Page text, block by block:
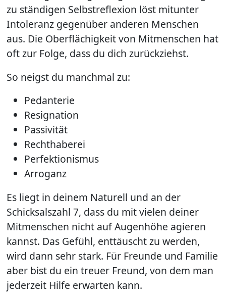
zu ständigen Selbstreflexion löst mitunter
Intoleranz gegenüber anderen Menschen
aus. Die Oberflächigkeit von Mitmenschen hat
oft zur Folge, dass du dich zurückziehst.
So neigst du manchmal zu:
Pedanterie
Resignation
Passivität
Rechthaberei
Perfektionismus
Arroganz
Es liegt in deinem Naturell und an der
Schicksalszahl 7, dass du mit vielen deiner
Mitmenschen nicht auf Augenhöhe agieren
kannst. Das Gefühl, enttäuscht zu werden,
wird dann sehr stark. Für Freunde und Familie
aber bist du ein treuer Freund, von dem man
jederzeit Hilfe erwarten kann.